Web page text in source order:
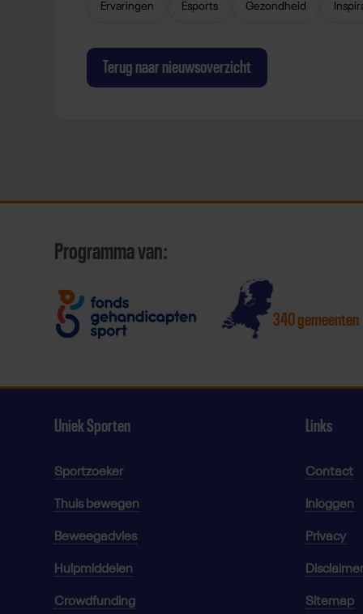
Ervaringen Esports Gezondheid
Terug naar nieuwsoverzicht
Programma van:
340 gemeenten
Uniek Sporten
Sportzoeker
Thuis bewegen
Beweegadvies
Hulpmiddelen
Crowdfunding
Links
Contact
Inloggen
Privacy
Disclaimer
Sitemap